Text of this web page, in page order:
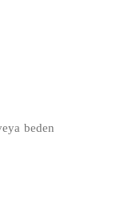
beden